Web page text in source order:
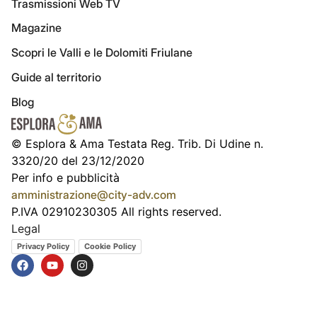
Trasmissioni Web TV
Magazine
Scopri le Valli e le Dolomiti Friulane
Guide al territorio
Blog
© Esplora & Ama Testata Reg. Trib. Di Udine n.
3320/20 del 23/12/2020
Per info e pubblicità
amministrazione@city-adv.com
P.IVA 02910230305 All rights reserved.
Legal
Privacy Policy Cookie Policy